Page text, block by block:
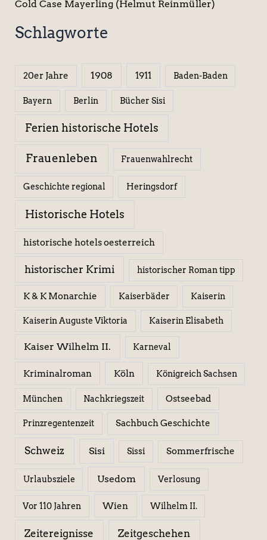
Cold Case Mayerling (Helmut Reinmüller)
Schlagworte
20er Jahre 1908 1911 Baden-Baden
Bayern Berlin Bücher Sisi
Ferien historische Hotels
Frauenleben Frauenwahlrecht
Geschichte regional Heringsdorf
Historische Hotels
historische hotels oesterreich
historischer Krimi historischer Roman tipp
K & K Monarchie Kaiserbäder Kaiserin
Kaiserin Auguste Viktoria Kaiserin Elisabeth
Kaiser Wilhelm II. Karneval
Kriminalroman Köln Königreich Sachsen
München Nachkriegszeit Ostseebad
Prinzregentenzeit Sachbuch Geschichte
Schweiz Sisi Sissi Sommerfrische
Urlaubsziele Usedom Verlosung
Vor 110 Jahren Wien Wilhelm II.
Zeitereignisse Zeitgeschehen